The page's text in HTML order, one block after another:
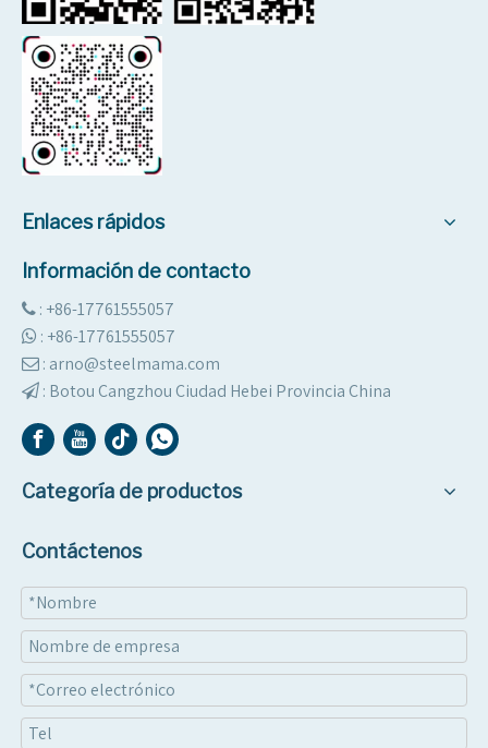
Enlaces rápidos
Información de contacto
 : +86-17761555057
 : +86-17761555057
 : arno@steelmama.com
 : Botou Cangzhou Ciudad Hebei Provincia China
Categoría de productos
Contáctenos